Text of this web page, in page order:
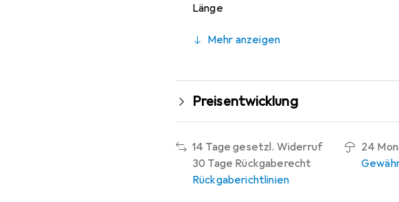
Länge
Mehr anzeigen
Preisentwicklung
14 Tage gesetzl. Widerruf
30 Tage Rückgaberecht
Rückgaberichtlinien
24